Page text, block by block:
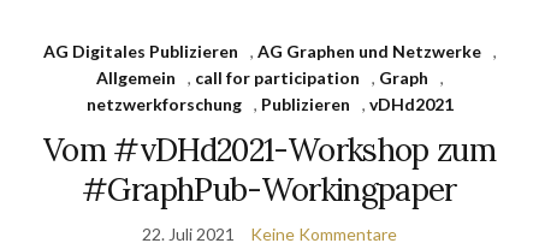
AG Digitales Publizieren , AG Graphen und Netzwerke
,
Allgemein
, call for participation , Graph
,
netzwerkforschung
, Publizieren , vDHd2021
Vom #vDHd2021-Workshop zum
#GraphPub-Workingpaper
22. Juli 2021 Keine Kommentare